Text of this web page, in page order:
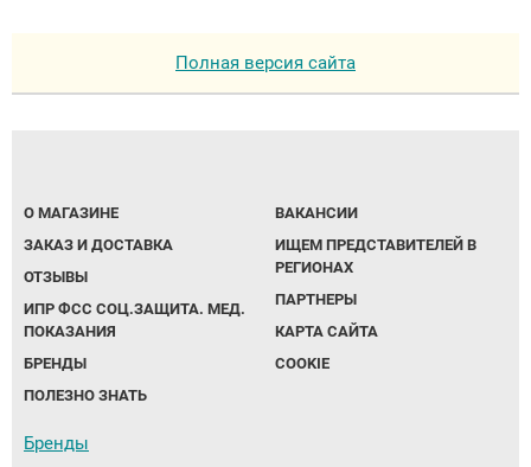
Полная версия сайта
О МАГАЗИНЕ
ЗАКАЗ И ДОСТАВКА
ОТЗЫВЫ
ИПР ФСС СОЦ.ЗАЩИТА. МЕД.
ПОКАЗАНИЯ
БРЕНДЫ
ПОЛЕЗНО ЗНАТЬ
ВАКАНСИИ
ИЩЕМ ПРЕДСТАВИТЕЛЕЙ В
РЕГИОНАХ
ПАРТНЕРЫ
КАРТА САЙТА
COOKIE
Бренды